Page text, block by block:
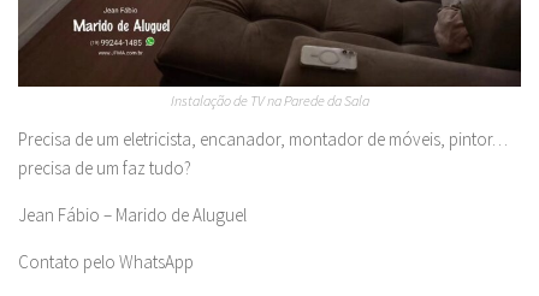
Instalação de TV na Parede da Sala
Precisa de um eletricista, encanador, montador de móveis, pintor…
precisa de um faz tudo?
Jean Fábio – Marido de Aluguel
Contato pelo WhatsApp